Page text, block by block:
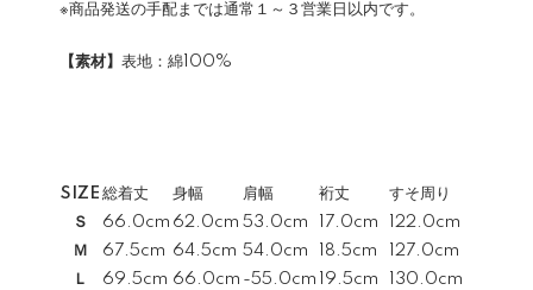
※商品発送の手配までは通常１～３営業日以内です。
【素材】 表地：綿100%
SIZE 総着丈 身幅 肩幅 裄丈
すそ周り
Ｓ
66.0cm 62.0cm 53.0cm 17.0cm
122.0cm
Ｍ
67.5cm 64.5cm 54.0cm 18.5cm
127.0cm
Ｌ
69.5cm 66.0cm -55.0cm 19.5cm
130.0cm